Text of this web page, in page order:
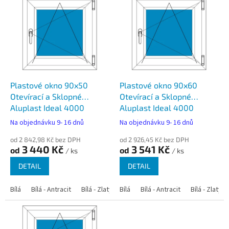
Plastové okno 90x50
Otevírací a Sklopné
Aluplast Ideal 4000
Na objednávku 9- 16 dnů
od 2 842,98 Kč bez DPH
od 3 440 Kč / ks
DETAIL
Bílá Bílá - Antracit Bílá - Zlatý dub Bílá - Tmavý dub Bílá -
Plastové okno 90x60
Otevírací a Sklopné
Aluplast Ideal 4000
Na objednávku 9- 16 dnů
od 2 926,45 Kč bez DPH
od 3 541 Kč / ks
DETAIL
Bílá Bílá - Antracit Bílá - Zlatý